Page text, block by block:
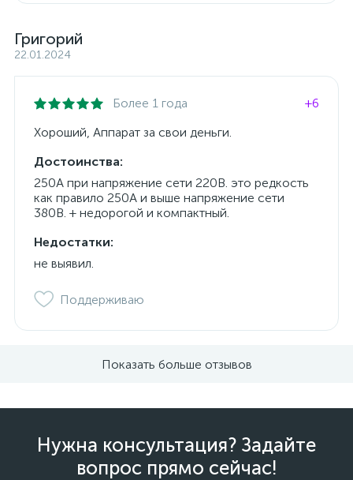
Григорий
22.01.2024
Более 1 года
+6
Хороший, Аппарат за свои деньги.
Достоинства:
250А при напряжение сети 220В. это редкость
как правило 250А и выше напряжение сети
380В. + недорогой и компактный.
Недостатки:
не выявил.
Поддерживаю
Показать больше отзывов
Нужна консультация? Задайте
вопрос прямо сейчас!